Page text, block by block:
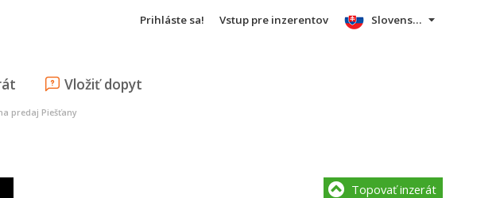
Prihláste sa! Vstup pre inzerentov
Vložiť dopyt
Slovensky
predaj Piešťany
Topovať inzerát